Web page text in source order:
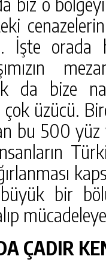
İşte orada
da bize
çok üzücü.
bu 500 yüz
bir
ÇADIR